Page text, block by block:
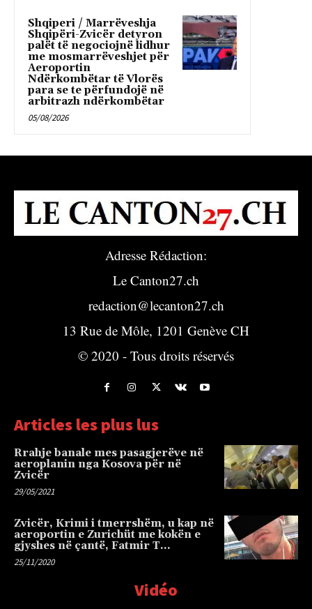
Shqiperi / Marrëveshja
Shqipëri-Zvicër detyron
palët të negociojnë lidhur
me mosmarrëveshjet për
Aeroportin
Ndërkombëtar të Vlorës
para se te përfundojë në
arbitrazh ndërkombëtar
05/08/2026
Adresse Rédaction:
Le Canton27.ch
redaction@lecanton27.ch
13 Rue de Môle, 1201 Genève CH
© 2020 - Tous droits réservés
Articles les plus lus
Rrahje banale mes pasagjerëve në
aeroplanin nga Kosova për në
Zvicër
29/05/2021
Zvicër, Krimi i tmerrshëm, u kap në
aeroportin e Zurichüt me kokën e
gjyshes në çantë, Fatmir T…
25/11/2020
Vidéo